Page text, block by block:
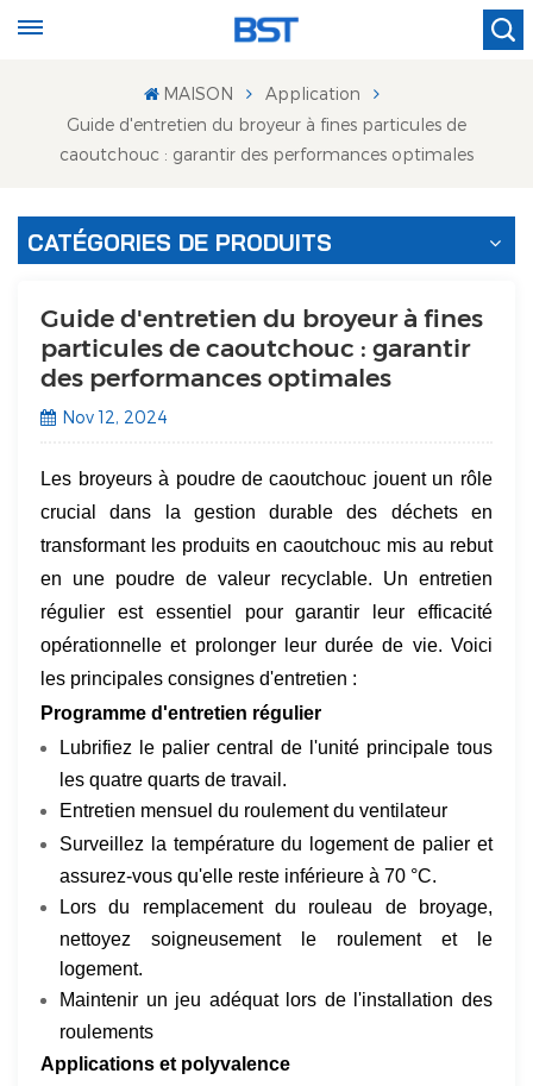
MAISON
Application
Guide d'entretien du broyeur à fines particules de
caoutchouc : garantir des performances optimales
CATÉGORIES DE PRODUITS
Guide d'entretien du broyeur à fines
particules de caoutchouc : garantir
des performances optimales
Nov 12, 2024
Les broyeurs à poudre de caoutchouc jouent un rôle
crucial dans la gestion durable des déchets en
transformant les produits en caoutchouc mis au rebut
en une poudre de valeur recyclable. Un entretien
régulier est essentiel pour garantir leur efficacité
opérationnelle et prolonger leur durée de vie. Voici
les principales consignes d'entretien :
Programme d'entretien régulier
Lubrifiez le palier central de l'unité principale tous
les quatre quarts de travail.
Entretien mensuel du roulement du ventilateur
Surveillez la température du logement de palier et
assurez-vous qu'elle reste inférieure à 70 °C.
Lors du remplacement du rouleau de broyage,
nettoyez soigneusement le roulement et le
logement.
Maintenir un jeu adéquat lors de l'installation des
roulements
Applications et polyvalence